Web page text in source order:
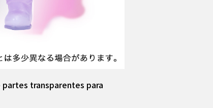
partes transparentes para